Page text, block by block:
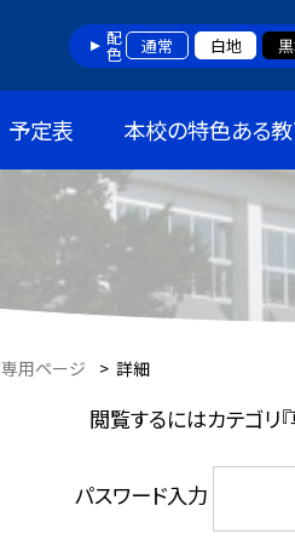
配色 通常 白地
予定表 本校の特色ある
専用ページ > 詳細
閲覧するにはカテゴリ
パスワード入力